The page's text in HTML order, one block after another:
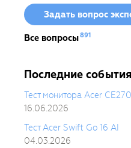
Задать вопрос
Все вопросы891
Последние события
Тест монитора Acer
16.06.2026
Тест Acer Swift Go 16 AI
04.03.2026